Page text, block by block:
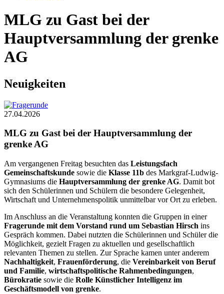
MLG zu Gast bei der
Hauptversammlung der grenke
AG
Neuigkeiten
27.04.2026
MLG zu Gast bei der Hauptversammlung der
grenke AG
Am vergangenen Freitag besuchten das Leistungsfach
Gemeinschaftskunde sowie die Klasse 11b des Markgraf-Ludwig-
Gymnasiums die Hauptversammlung der grenke AG. Damit bot
sich den Schülerinnen und Schülern die besondere Gelegenheit,
Wirtschaft und Unternehmenspolitik unmittelbar vor Ort zu erleben.
Im Anschluss an die Veranstaltung konnten die Gruppen in einer
Fragerunde mit dem Vorstand rund um Sebastian Hirsch ins
Gespräch kommen. Dabei nutzten die Schülerinnen und Schüler die
Möglichkeit, gezielt Fragen zu aktuellen und gesellschaftlich
relevanten Themen zu stellen. Zur Sprache kamen unter anderem
Nachhaltigkeit, Frauenförderung, die Vereinbarkeit von Beruf
und Familie, wirtschaftspolitische Rahmenbedingungen,
Bürokratie sowie die Rolle Künstlicher Intelligenz im
Geschäftsmodell von grenke.